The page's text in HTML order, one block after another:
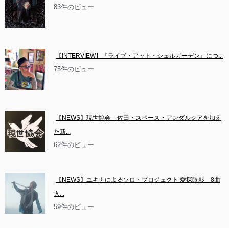
83件のビュー
【INTERVIEW】『ライブ・アット・シェルガーデン』につ...
75件のビュー
【NEWS】現世協会　佐田・スペース・アンダルシアを加え
た新...
62件のビュー
【NEWS】ユキナによるソロ・プロジェクト 愛探眼影　8曲
入...
59件のビュー